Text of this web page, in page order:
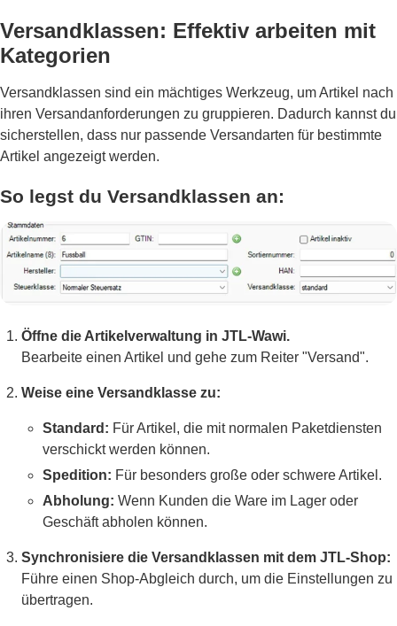
Versandklassen: Effektiv arbeiten mit
Kategorien
Versandklassen sind ein mächtiges Werkzeug, um Artikel nach
ihren Versandanforderungen zu gruppieren. Dadurch kannst du
sicherstellen, dass nur passende Versandarten für bestimmte
Artikel angezeigt werden.
So legst du Versandklassen an:
Öffne die Artikelverwaltung in JTL-Wawi.
Bearbeite einen Artikel und gehe zum Reiter "Versand".
Weise eine Versandklasse zu:
Standard: Für Artikel, die mit normalen Paketdiensten
verschickt werden können.
Spedition: Für besonders große oder schwere Artikel.
Abholung: Wenn Kunden die Ware im Lager oder
Geschäft abholen können.
Synchronisiere die Versandklassen mit dem JTL-Shop:
Führe einen Shop-Abgleich durch, um die Einstellungen zu
übertragen.